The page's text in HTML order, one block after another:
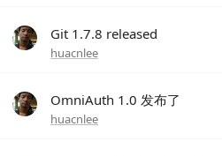
Git 1.7.8 released
huacnlee
OmniAuth 1.0 发布了
huacnlee